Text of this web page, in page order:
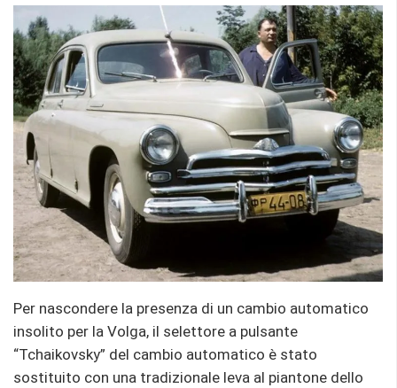
Per nascondere la presenza di un cambio automatico
insolito per la Volga, il selettore a pulsante
“Tchaikovsky” del cambio automatico è stato
sostituito con una tradizionale leva al piantone dello